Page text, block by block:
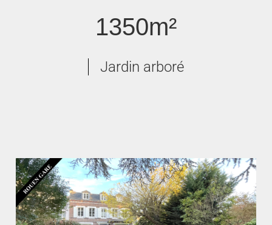
1350m²
Jardin arboré